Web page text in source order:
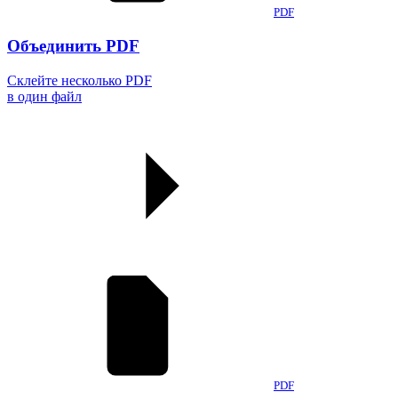
PDF
Объединить PDF
Склейте несколько PDF
в один файл
PDF